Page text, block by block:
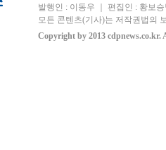
발행인 : 이동우 ｜ 편집인 : 황보
모든 콘텐츠(기사)는 저작권법의
Copyright by 2013 cdpnews.co.kr.